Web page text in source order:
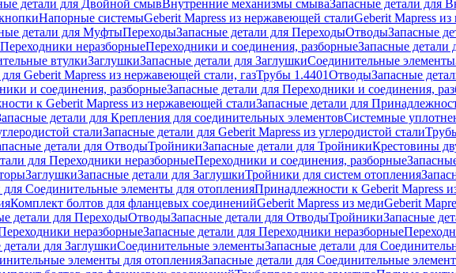
детали для Двойной смывВнутренние механизмы смываЗапасные детали для
Напорные системыGeberit Mapress из нержавеющей сталиGeberit Mapress
детали для МуфтыПереходыЗапасные детали для ПереходыОтводыЗапасные
неразборныеПереходники и соединения, разборныеЗапасные детали
втулкиЗаглушкиЗапасные детали для ЗаглушкиСоединительные элементы
Geberit Mapress из нержавеющей стали, газТрубы 1.4401ОтводыЗапасные
и соединения, разборныеЗапасные детали для Переходники и соединения,
к Geberit Mapress из нержавеющей сталиЗапасные детали для
детали для Крепления для соединительных элементовСистемные
сталиЗапасные детали для Geberit Mapress из углеродистой стали
детали для ОтводыТройникиЗапасные детали для ТройникиКрестовины
для Переходники неразборныеПереходники и соединения, разборные
ЗаглушкиЗапасные детали для ЗаглушкиТройники для систем отопления
для Соединительные элементы для отопленияПринадлежности к Geberit Mapress
Комплект болтов для фланцевых соединенийGeberit Mapress из медиGeberit
детали для ПереходыОтводыЗапасные детали для ОтводыТройникиЗапасные
неразборныеЗапасные детали для Переходники неразборные
для ЗаглушкиСоединительные элементыЗапасные детали для
элементы для отопленияЗапасные детали для Соединительные